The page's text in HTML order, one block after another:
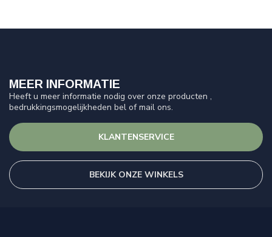
MEER INFORMATIE
Heeft u meer informatie nodig over onze producten ,
bedrukkingsmogelijkheden bel of mail ons.
KLANTENSERVICE
BEKIJK ONZE WINKELS